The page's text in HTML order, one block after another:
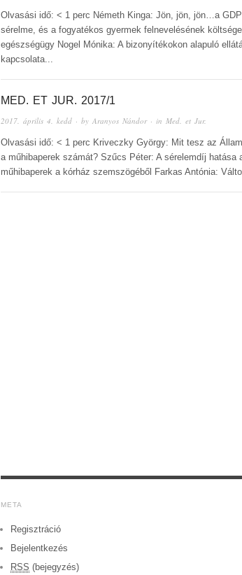
Olvasási idő: < 1 perc Németh Kinga: Jön, jön, jön…a
sérelme, és a fogyatékos gyermek felnevelésének
egészségügy Nogel Mónika: A bizonyítékokon alapuló
kapcsolata...
MED. ET JUR. 2017/1
2017. április 4. kedd · by Aranyos Nándor· in Med. et Jur.
Olvasási idő: < 1 perc Kriveczky György: Mit tesz az
a műhibaperek számát? Szűcs Péter: A sérelemdíj
műhibaperek a kórház szemszögéből Farkas Antónia:
META
Regisztráció
Bejelentkezés
RSS (bejegyzés)